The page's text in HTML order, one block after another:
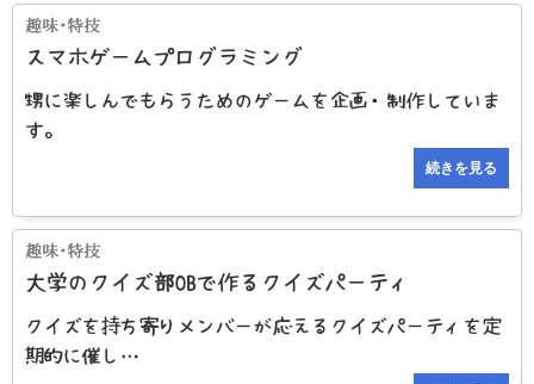
スマホゲームプログラミング
甥に楽しんでもらうためのゲームを企画・制作していま
す。
続きを見る
大学のクイズ部OBで作るクイズパーティ
クイズを持ち寄りメンバーが応えるクイズパーティを定
期的に催し…